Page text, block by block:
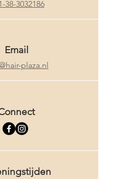
38-3032186
Email
plaza.nl